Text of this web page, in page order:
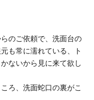
のご依頼で、洗面台の
も常に濡れている、ト
ないから見に来て欲し
ろ、洗面蛇口の裏がこ